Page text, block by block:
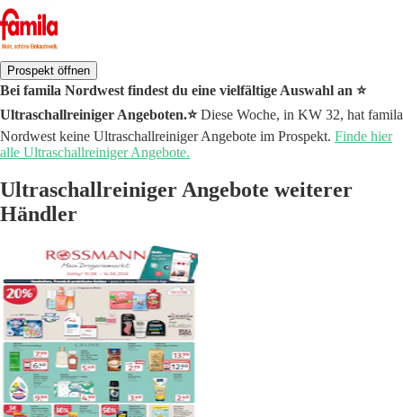
Prospekt öffnen
Bei famila Nordwest findest du eine vielfältige Auswahl an ⭐️
Ultraschallreiniger Angeboten.⭐️Diese Woche, in KW 32, hat famila
Nordwest keine Ultraschallreiniger Angebote im Prospekt. Finde hier
alle Ultraschallreiniger Angebote.
Ultraschallreiniger Angebote weiterer
Händler